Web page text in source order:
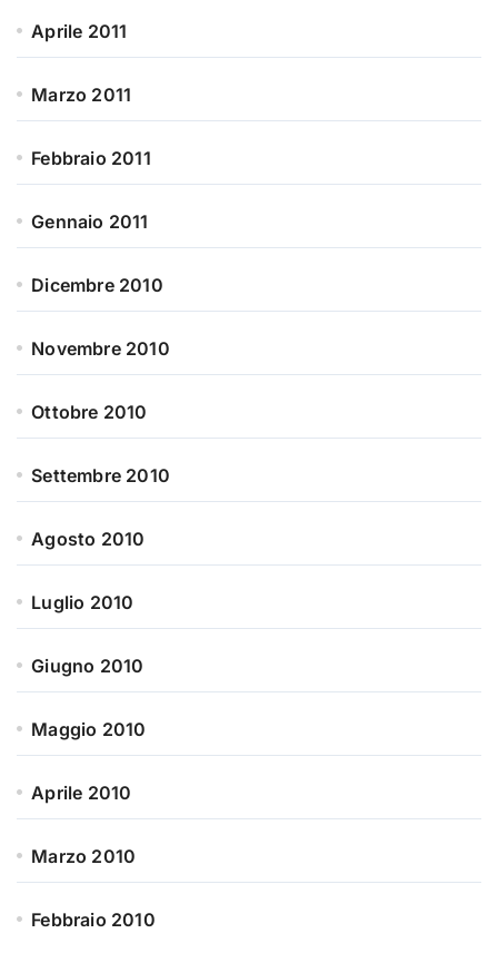
Aprile 2011
Marzo 2011
Febbraio 2011
Gennaio 2011
Dicembre 2010
Novembre 2010
Ottobre 2010
Settembre 2010
Agosto 2010
Luglio 2010
Giugno 2010
Maggio 2010
Aprile 2010
Marzo 2010
Febbraio 2010